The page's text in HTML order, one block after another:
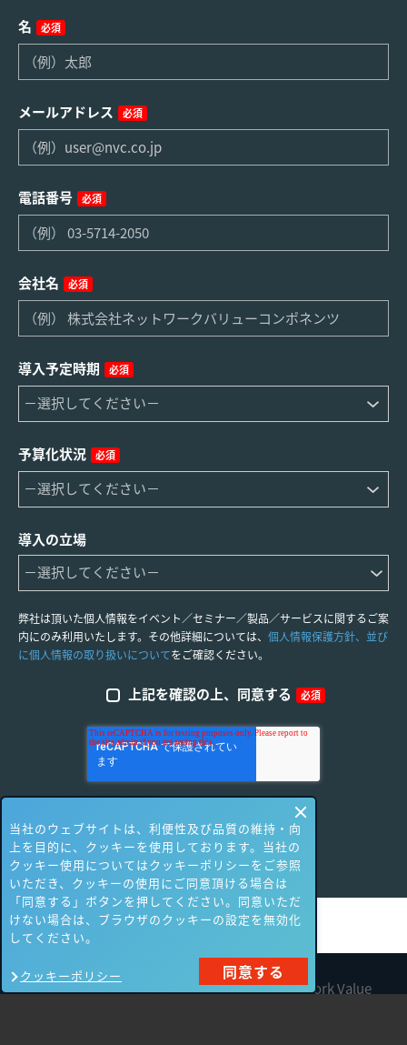
名 必須
メールアドレス 必須
電話番号 必須
会社名 必須
導入予定時期 必須
予算化状況 必須
導入の立場
弊社は頂いた個人情報をイベント／セミナー／製品／サービスに関するご案
内にのみ利用いたします。その他詳細については、 個人情報保護方針、並び
に個人情報の取り扱いについてをご確認ください。
上記を確認の上、同意する 必須
All contents are Copyright © 1990-2026 Network Value
当社のウェブサイトは、利便性及び品質の維持・向
上を目的に、クッキーを使用しております。当社の
クッキー使用についてはクッキーポリシーをご参照
いただき、クッキーの使用にご同意頂ける場合は
「同意する」ボタンを押してください。同意いただ
けない場合は、ブラウザのクッキーの設定を無効化
してください。
クッキーポリシー 同意する